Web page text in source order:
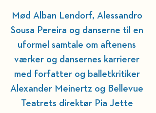
Mød Alban Lendorf, Alessandro
Sousa Pereira og danserne til en
uformel samtale om aftenens
værker og dansernes karrierer
med forfatter og balletkritiker
Alexander Meinertz og Bellevue
Teatrets direktør Pia Jette